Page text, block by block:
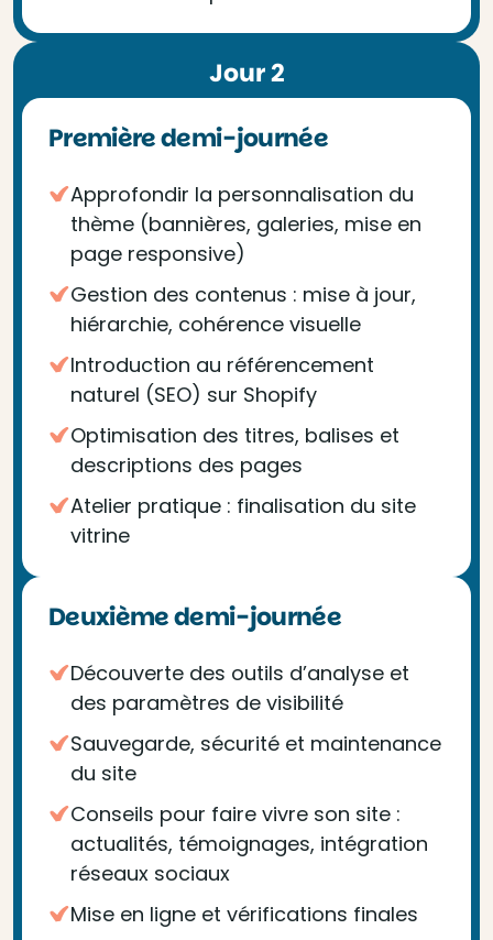
Jour 2
Première demi-journée
Approfondir la personnalisation du
thème (bannières, galeries, mise en
page responsive)
Gestion des contenus : mise à jour,
hiérarchie, cohérence visuelle
Introduction au référencement
naturel (SEO) sur Shopify
Optimisation des titres, balises et
descriptions des pages
Atelier pratique : finalisation du site
vitrine
Deuxième demi-journée
Découverte des outils d’analyse et
des paramètres de visibilité
Sauvegarde, sécurité et maintenance
du site
Conseils pour faire vivre son site :
actualités, témoignages, intégration
réseaux sociaux
Mise en ligne et vérifications finales